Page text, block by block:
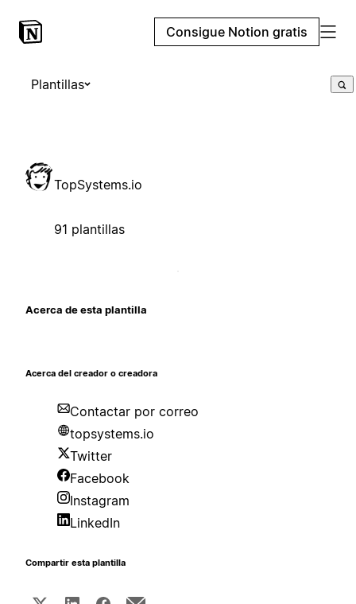
Consigue Notion gratis
Plantillas
TopSystems.io
91 plantillas
Acerca de esta plantilla
Acerca del creador o creadora
Contactar por correo
topsystems.io
Twitter
Facebook
Instagram
LinkedIn
Compartir esta plantilla